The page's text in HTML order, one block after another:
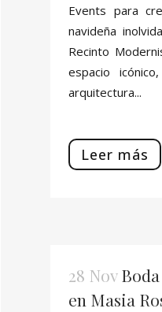
Events para
navideña
Recinto
espacio
arquitectura...
Leer más
28 Nov
en Masia